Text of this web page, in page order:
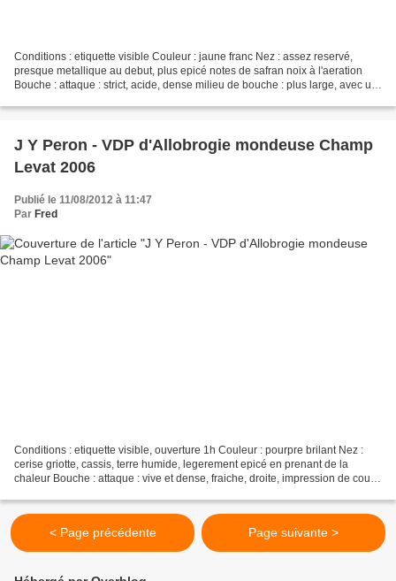
Conditions : etiquette visible Couleur : jaune franc Nez : assez reservé,
presque metallique au debut, plus epicé notes de safran noix à l'aeration
Bouche : attaque : strict, acide, dense milieu de bouche : plus large, avec un
J Y Peron - VDP d'Allobrogie mondeuse Champ
Levat 2006
Publié le 11/08/2012 à 11:47
Par Fred
Conditions : etiquette visible, ouverture 1h Couleur : pourpre brilant Nez :
cerise griotte, cassis, terre humide, legerement epicé en prenant de la
chaleur Bouche : attaque : vive et dense, fraiche, droite, impression de coulis
< Page précédente Page suivante >